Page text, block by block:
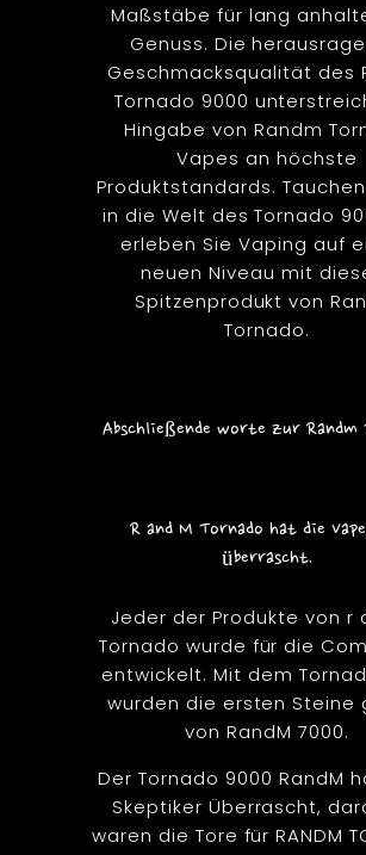
Maßstäbe für lang
Genuss. Die
Geschmacksqualität des
Tornado 9000
Hingabe von Randm
Vapes an höchste
Produktstandards.
in die Welt des Tornado
erleben Sie Vaping auf
neuen Niveau mit
Spitzenprodukt von
Tornado.
Abschließende worte zur Randm
R and M Tornado hat die
überrascht.
Jeder der Produkte von r
Tornado wurde für die
entwickelt. Mit dem
wurden die ersten Steine
von RandM 7000.
Der Tornado 9000 RandM
Skeptiker Überrascht,
waren die Tore für RANDM